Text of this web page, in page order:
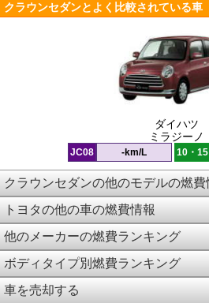
クラウンセダンとよく比較されている車
ダイハツ
ミラジーノ
JC08 -km/L 10・15
クラウンセダンの他のモデルの燃費
トヨタの他の車の燃費情報
他のメーカーの燃費ランキング
ボディタイプ別燃費ランキング
車を売却する